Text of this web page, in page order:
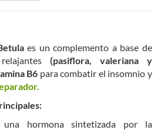
es un complemento a base de
(pasiflora, valeriana y
B6 para combatir el insomnio y
hormona sintetizada por la